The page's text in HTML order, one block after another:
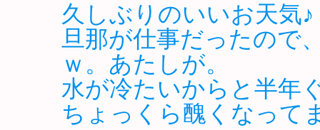
久しぶりのいいお天気♪
旦那が仕事だったので
ｗ。あたしが。
水が冷たいからと半年
ちょっくら醜くなって